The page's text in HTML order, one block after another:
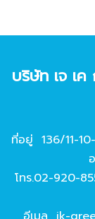
บริษัท เจ เ
ที่อยู่ 136/11-
โทร.02-920-